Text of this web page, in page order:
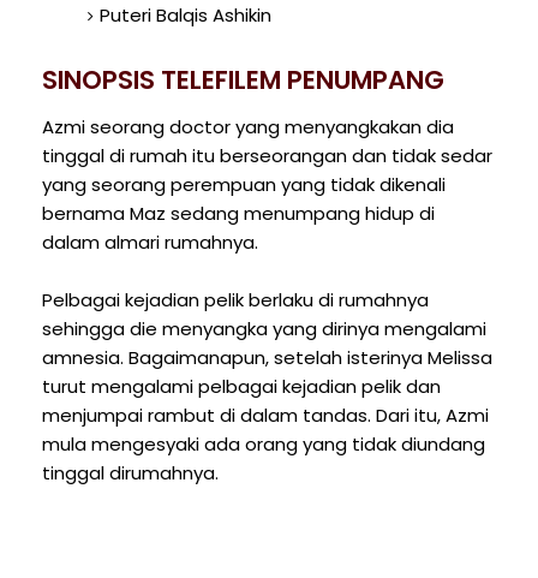
Puteri Balqis Ashikin
SINOPSIS TELEFILEM PENUMPANG
Azmi seorang doctor yang menyangkakan dia
tinggal di rumah itu berseorangan dan tidak sedar
yang seorang perempuan yang tidak dikenali
bernama Maz sedang menumpang hidup di
dalam almari rumahnya.
Pelbagai kejadian pelik berlaku di rumahnya
sehingga die menyangka yang dirinya mengalami
amnesia. Bagaimanapun, setelah isterinya Melissa
turut mengalami pelbagai kejadian pelik dan
menjumpai rambut di dalam tandas. Dari itu, Azmi
mula mengesyaki ada orang yang tidak diundang
tinggal dirumahnya.